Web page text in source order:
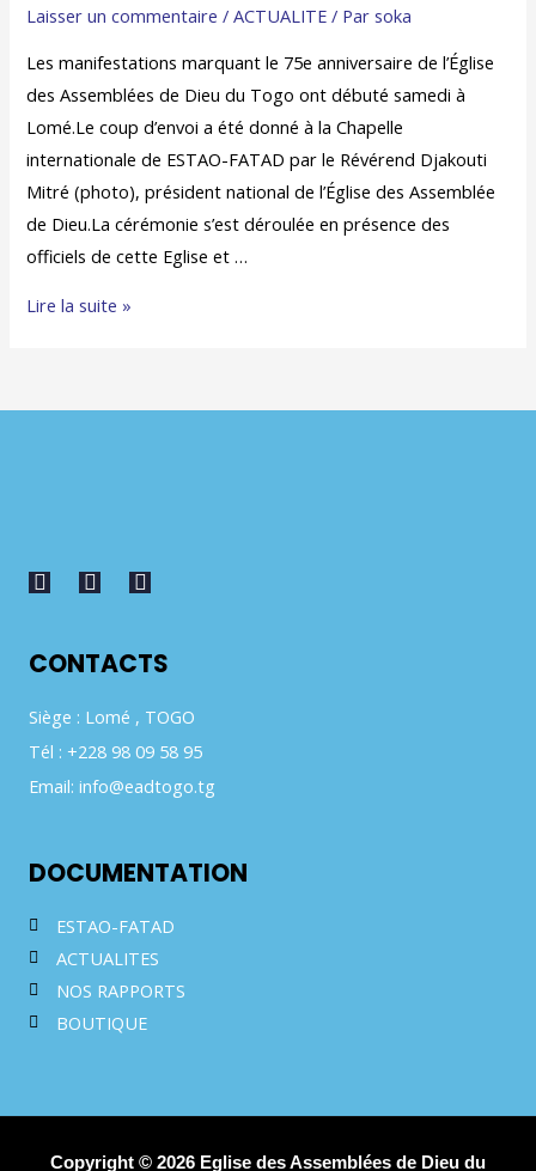
Laisser un commentaire /ACTUALITE / Parsoka
Les manifestations marquant le 75e anniversaire de l’Église
des Assemblées de Dieu du Togo ont débuté samedi à
Lomé.Le coup d’envoi a été donné à la Chapelle
internationale de ESTAO-FATAD par le Révérend Djakouti
Mitré (photo), président national de l’Église des Assemblée
de Dieu.La cérémonie s’est déroulée en présence des
officiels de cette Eglise et …
Lire la suite »
CONTACTS
Siège : Lomé , TOGO
Tél : +228 98 09 58 95
Email: info@eadtogo.tg
DOCUMENTATION
ESTAO-FATAD
ACTUALITES
NOS RAPPORTS
BOUTIQUE
Copyright © 2026 Eglise des Assemblées de Dieu du